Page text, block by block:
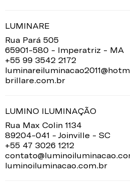
LUMINARE
Rua Pará 505
65901-580 - Imperatriz - MA
+55 99 3542 2172
brillare.com.br
LUMINO ILUMINAÇÃO
Rua Max Colin 1134
89204-041 - Joinville - SC
+55 47 3026 1212
luminoiluminacao.com.br